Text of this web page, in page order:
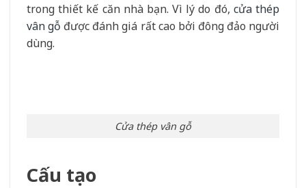
trong thiết kế căn nhà bạn. Vì lý do đó, cửa thép
vân gỗ được đánh giá rất cao bởi đông đảo người
dùng.
Cửa thép vân gỗ
Cấu tạo